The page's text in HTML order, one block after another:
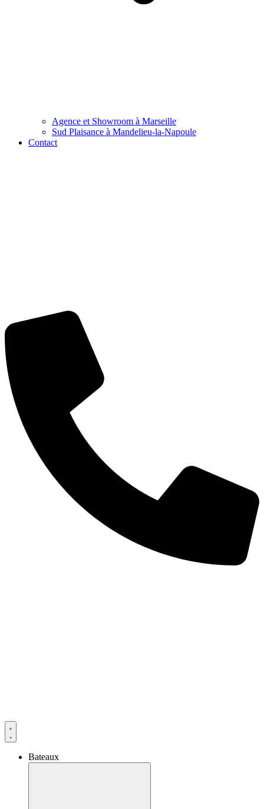
Agence et Showroom à Marseille
Sud Plaisance à Mandelieu-la-Napoule
Contact
Bateaux